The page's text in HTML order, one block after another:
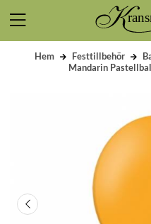
Hem Festtillbehör
Mandarin